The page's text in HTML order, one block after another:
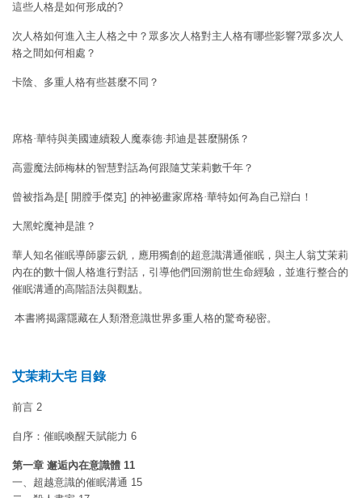
這些人格是如何形成的?
次人格如何進入主人格之中？眾多次人格對主人格有哪些影響?眾多次人
格之間如何相處？
卡陰、多重人格有些甚麼不同？
席格·華特與美國連續殺人魔泰德·邦迪是甚麼關係？
高靈魔法師梅林的智慧對話為何跟隨艾茉莉數千年？
曾被指為是 [ 開膛手傑克] 的神祕畫家席格·華特如何為自己辯白！
大黑蛇魔神是誰？
華人知名催眠導師廖云釩，應用獨創的超意識溝通催眠，與主人翁艾茉莉
內在的數十個人格進行對話，引導他們回溯前世生命經驗，並進行整合的
催眠溝通的高階語法與觀點。
本書將揭露隱藏在人類潛意識世界多重人格的驚奇秘密。
艾茉莉大宅 目錄
前言 2
自序：催眠喚醒天賦能力 6
第一章 邂逅內在意識體 11
一、超越意識的催眠溝通 15